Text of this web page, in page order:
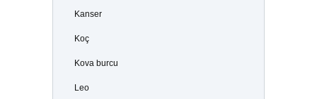
Kanser
Koç
Kova burcu
Leo